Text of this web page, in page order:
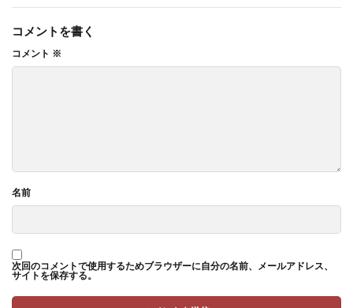
コメントを書く
コメント ※
名前
次回のコメントで使用するためブラウザーに自分の名前、メールアドレス、
サイトを保存する。